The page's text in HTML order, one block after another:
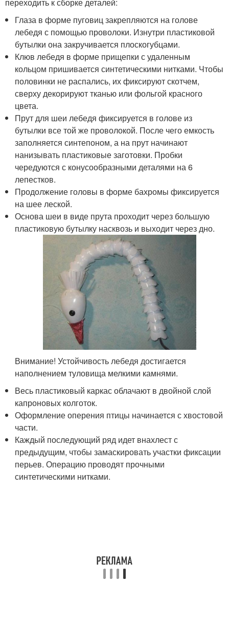
Глаза в форме пуговиц закрепляются на голове
лебедя с помощью проволоки. Изнутри пластиковой
бутылки она закручивается плоскогубцами.
Клюв лебедя в форме прищепки с удаленным
кольцом пришивается синтетическими нитками. Чтобы
половинки не распались, их фиксируют скотчем,
сверху декорируют тканью или фольгой красного
цвета.
Прут для шеи лебедя фиксируется в голове из
бутылки все той же проволокой. После чего емкость
заполняется синтепоном, а на прут начинают
нанизывать пластиковые заготовки. Пробки
чередуются с конусообразными деталями на 6
лепестков.
Продолжение головы в форме бахромы фиксируется
на шее леской.
Основа шеи в виде прута проходит через большую
пластиковую бутылку насквозь и выходит через дно.
​Внимание! Устойчивость лебедя достигается
наполнением туловища мелкими камнями.
Весь пластиковый каркас облачают в двойной слой
капроновых колготок.
Оформление оперения птицы начинается с хвостовой
части.
Каждый последующий ряд идет внахлест с
предыдущим, чтобы замаскировать участки фиксации
перьев. Операцию проводят прочными
синтетическими нитками.